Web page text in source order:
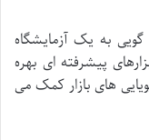
گویی به یک آزمایشگاه
پیشرفته ای بهره
های بازار کمک می